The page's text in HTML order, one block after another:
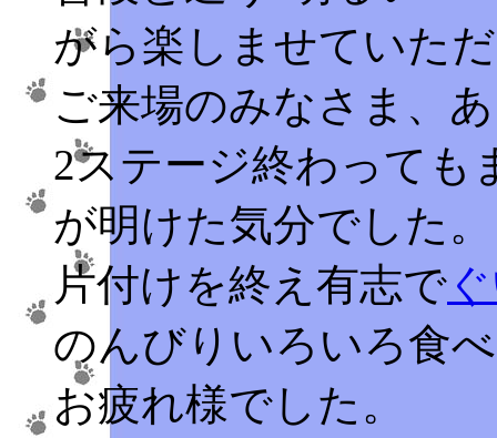
がら楽しませていた
ご来場のみなさま、
2ステージ終わっても
が明けた気分でした
片付けを終え有志で
のんびりいろいろ食
お疲れ様でした。